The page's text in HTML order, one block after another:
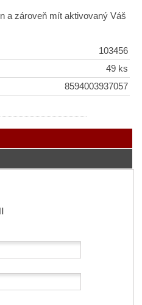
a zároveň mít aktivovaný Váš
103456
49 ks
8594003937057